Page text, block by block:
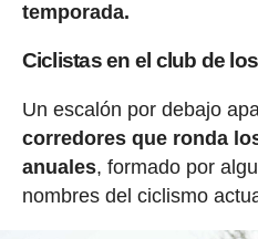
temporada.
Ciclistas en el club de
Un escalón por debajo
corredores que ronda
anuales, formado por
nombres del ciclismo